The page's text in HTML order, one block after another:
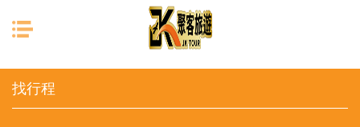
目前位置：